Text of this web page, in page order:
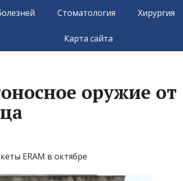
Стоматология Хирургия
Карта сайта
оружие от
ERAM в октябре